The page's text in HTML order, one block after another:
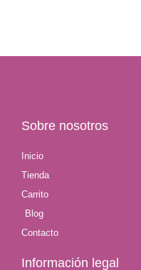
Sobre nosotros
Inicio
Tienda
Carrito
Blog
Contacto
Información legal